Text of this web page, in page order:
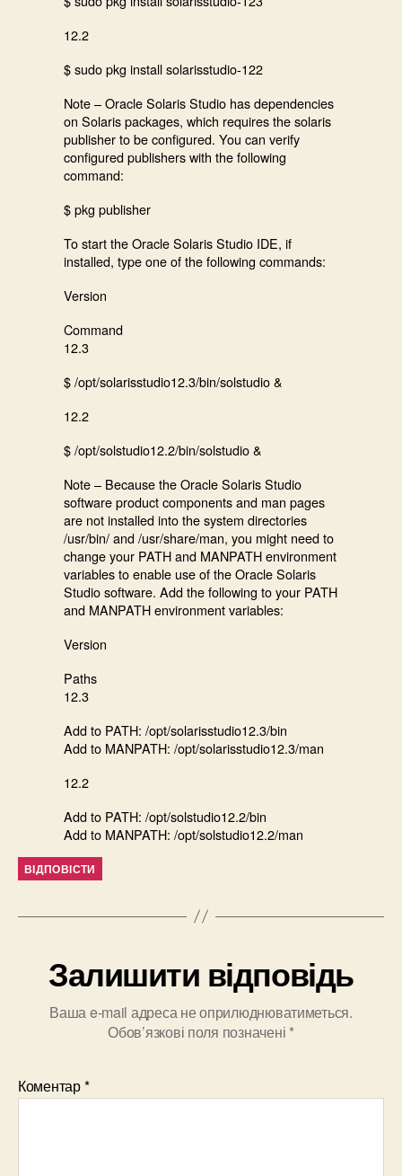
12.2
$ sudo pkg install solarisstudio-122
Note – Oracle Solaris Studio has dependencies
on Solaris packages, which requires the solaris
publisher to be configured. You can verify
configured publishers with the following
command:
$ pkg publisher
To start the Oracle Solaris Studio IDE, if
installed, type one of the following commands:
Version
Command
12.3
$ /opt/solarisstudio12.3/bin/solstudio &
12.2
$ /opt/solstudio12.2/bin/solstudio &
Note – Because the Oracle Solaris Studio
software product components and man pages
are not installed into the system directories
/usr/bin/ and /usr/share/man, you might need to
change your PATH and MANPATH environment
variables to enable use of the Oracle Solaris
Studio software. Add the following to your PATH
and MANPATH environment variables:
Version
Paths
12.3
Add to PATH: /opt/solarisstudio12.3/bin
Add to MANPATH: /opt/solarisstudio12.3/man
12.2
Add to PATH: /opt/solstudio12.2/bin
Add to MANPATH: /opt/solstudio12.2/man
ВІДПОВІСТИ
Залишити відповідь
Ваша e-mail адреса не оприлюднюватиметься.
Обов’язкові поля позначені *
Коментар*